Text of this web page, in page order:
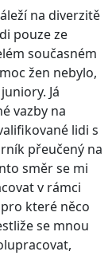
na diverzitě
pouze ze
současném
žen nebylo,
Já
vazby na
lidi s
přeučený na
směr se mi
v rámci
které něco
se mnou